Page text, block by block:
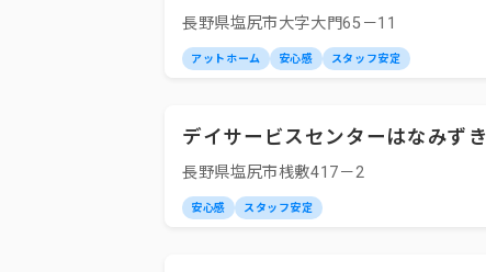
長野県塩尻市大字大門65－11
アットホーム 安心感 スタッフ安定
デイサービスセンターはなみずき
長野県塩尻市桟敷417－2
安心感 スタッフ安定